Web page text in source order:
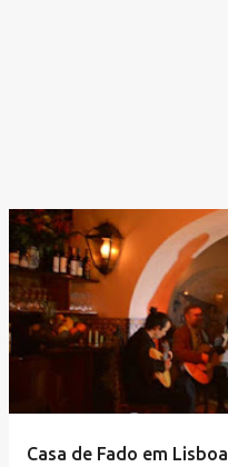
Casa de Fado em Lisboa